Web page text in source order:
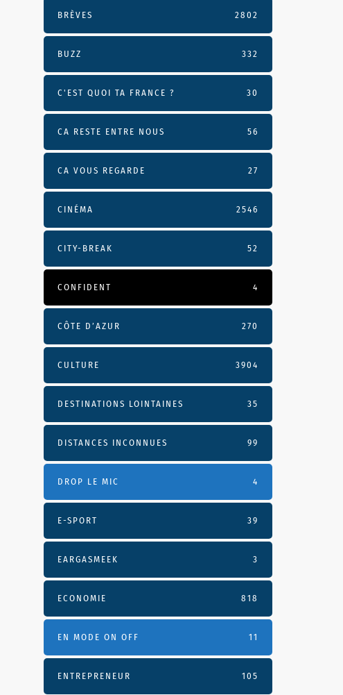
BRÈVES 2802
BUZZ 332
C'EST QUOI TA FRANCE ? 30
CA RESTE ENTRE NOUS 56
CA VOUS REGARDE 27
CINÉMA 2546
CITY-BREAK 52
CONFIDENT 4
CÔTE D’AZUR 270
CULTURE 3904
DESTINATIONS LOINTAINES 35
DISTANCES INCONNUES 99
DROP LE MIC 4
E-SPORT 39
EARGASMEEK 3
ECONOMIE 818
EN MODE ON OFF 11
ENTREPRENEUR 105